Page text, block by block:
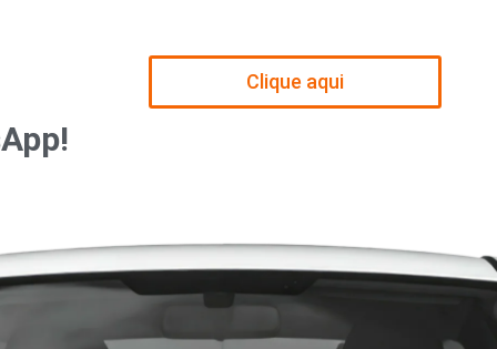
Clique aqui